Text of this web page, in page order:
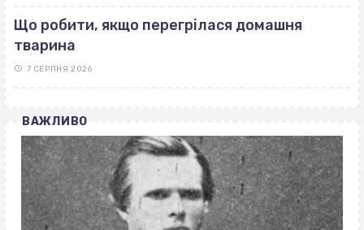
Що робити, якщо перегрілася домашня
тварина
7 СЕРПНЯ 2026
ВАЖЛИВО